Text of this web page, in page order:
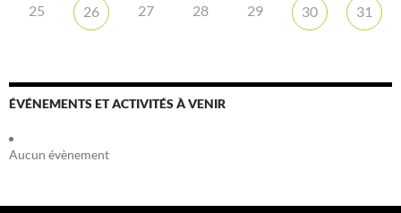
25 26 27 28 29 30 31
ÉVÉNEMENTS ET ACTIVITÉS À VENIR
Aucun évènement